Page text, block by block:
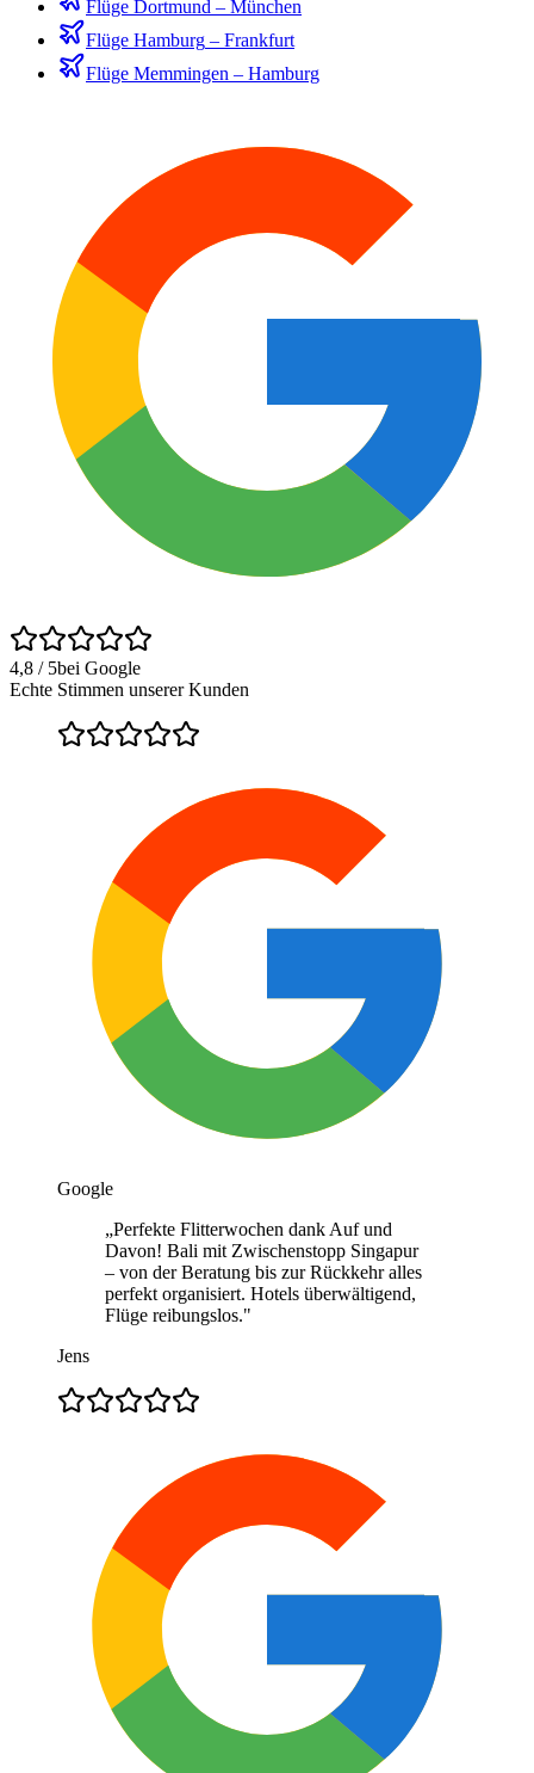
Flüge Dortmund – München
Flüge Hamburg – Frankfurt
Flüge Memmingen – Hamburg
4,8 / 5bei Google
Echte Stimmen unserer Kunden
Google
„Perfekte Flitterwochen dank Auf und
Davon! Bali mit Zwischenstopp Singapur
– von der Beratung bis zur Rückkehr alles
perfekt organisiert. Hotels überwältigend,
Flüge reibungslos."
Jens